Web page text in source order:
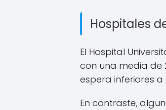
Hospitales
El Hospital
con una media de
espera inferiores
En contraste,